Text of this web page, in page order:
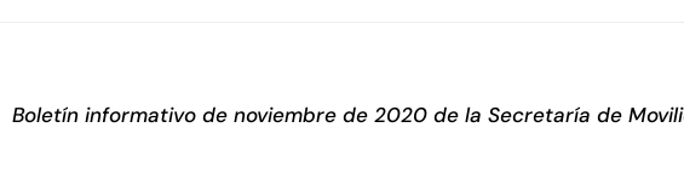
Boletín informativo de noviembre de 2020 de la Secretaría de